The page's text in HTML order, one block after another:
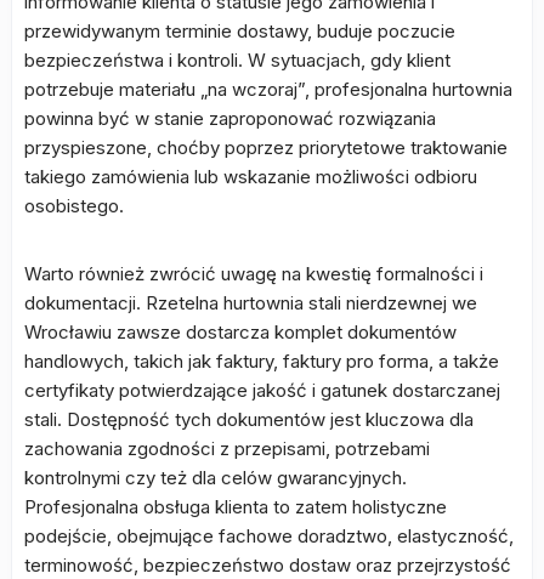
przewidywanym terminie dostawy, buduje poczucie
bezpieczeństwa i kontroli. W sytuacjach, gdy klient
potrzebuje materiału „na wczoraj”, profesjonalna hurtownia
powinna być w stanie zaproponować rozwiązania
przyspieszone, choćby poprzez priorytetowe traktowanie
takiego zamówienia lub wskazanie możliwości odbioru
osobistego.
Warto również zwrócić uwagę na kwestię formalności i
dokumentacji. Rzetelna hurtownia stali nierdzewnej we
Wrocławiu zawsze dostarcza komplet dokumentów
handlowych, takich jak faktury, faktury pro forma, a także
certyfikaty potwierdzające jakość i gatunek dostarczanej
stali. Dostępność tych dokumentów jest kluczowa dla
zachowania zgodności z przepisami, potrzebami
kontrolnymi czy też dla celów gwarancyjnych.
Profesjonalna obsługa klienta to zatem holistyczne
podejście, obejmujące fachowe doradztwo, elastyczność,
terminowość, bezpieczeństwo dostaw oraz przejrzystość